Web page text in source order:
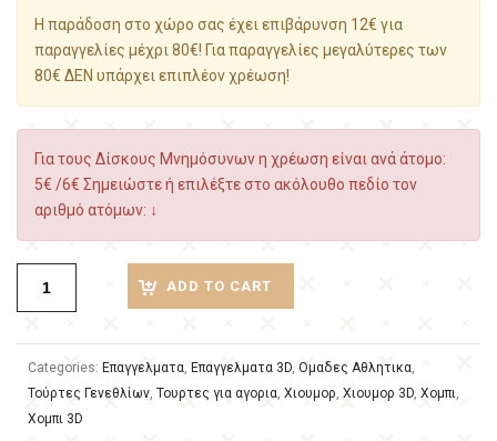
Η παράδοση στο χώρο σας έχει επιβάρυνση 12€ για
παραγγελίες μέχρι 80€! Για παραγγελίες μεγαλύτερες των
80€ ΔΕΝ υπάρχει επιπλέον χρέωση!
Για τους Δίσκους Μνημόσυνων η χρέωση είναι ανά άτομο:
5€ /6€ Σημειώστε ή επιλέξτε στο ακόλουθο πεδίο τον
αριθμό ατόμων: ↓
ADD TO CART
Categories: Επαγγελματα, Επαγγελματα 3D, Ομαδες Αθλητικα,
Τούρτες Γενεθλίων, Τουρτες για αγορια, Χιουμορ, Χιουμορ 3D, Χομπι,
Χομπι 3D